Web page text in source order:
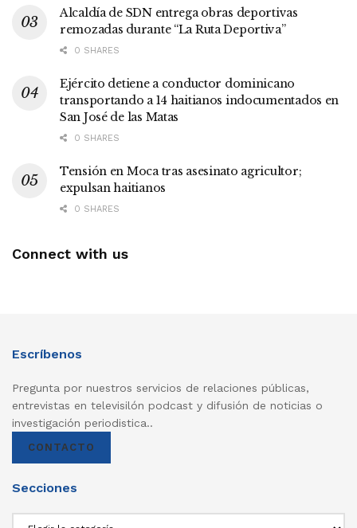
Alcaldía de SDN entrega obras deportivas
remozadas durante “La Ruta Deportiva”
0 SHARES
Ejército detiene a conductor dominicano
transportando a 14 haitianos indocumentados en
San José de las Matas
0 SHARES
Tensión en Moca tras asesinato agricultor;
expulsan haitianos
0 SHARES
Connect with us
Escríbenos
Pregunta por nuestros servicios de relaciones públicas,
entrevistas en televisilón podcast y difusión de noticias o
investigación periodistica..
CONTACTO
Secciones